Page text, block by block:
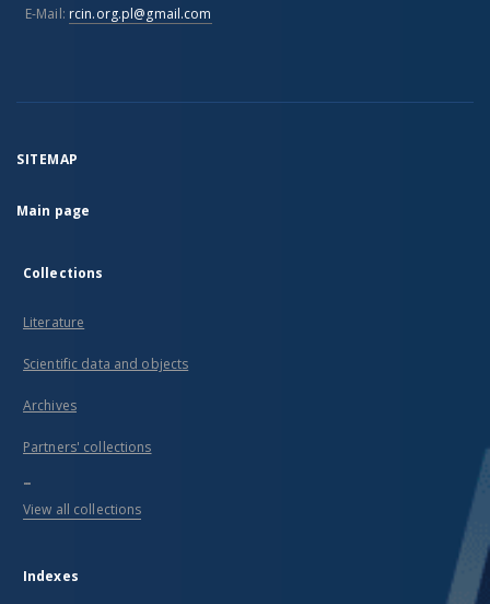
E-Mail: rcin.org.pl@gmail.com
SITEMAP
Main page
Collections
Literature
Scientific data and objects
Archives
Partners' collections
...
View all collections
Indexes